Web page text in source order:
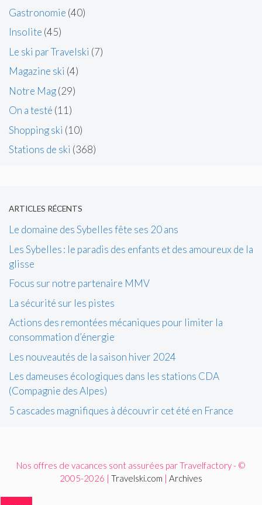
Gastronomie (40)
Insolite (45)
Le ski par Travelski (7)
Magazine ski (4)
Notre Mag(29)
On a testé (11)
Shopping ski (10)
Stations de ski (368)
ARTICLES RÉCENTS
Le domaine des Sybelles fête ses 20 ans
Les Sybelles : le paradis des enfants et des amoureux de la
glisse
Focus sur notre partenaire MMV
La sécurité sur les pistes
Actions des remontées mécaniques pour limiter la
consommation d’énergie
Les nouveautés de la saison hiver 2024
Les dameuses écologiques dans les stations CDA
(Compagnie des Alpes)
5 cascades magnifiques à découvrir cet été en France
Nos offres de vacances sont assurées par Travelfactory - ©
2005-2026 | Travelski.com | Archives